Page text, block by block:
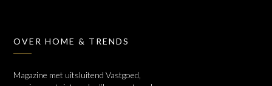
OVER HOME & TRENDS
Magazine met uitsluitend Vastgoed,